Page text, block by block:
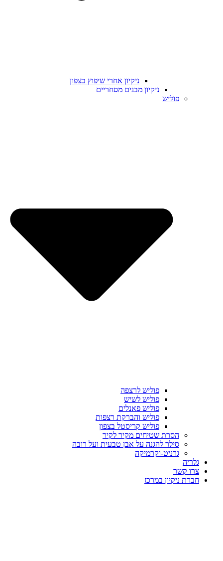
ניקיון אחרי שיפוץ בצפון
ניקיון מבנים מסחריים
פוליש
פוליש לרצפה
פוליש לשיש
פוליש פאנלים
פוליש והברקת רצפות
פוליש קריסטל בצפון
הסרת שטיחים מקיר לקיר
סילר להגנה על אבן טבעית ועל רובה
גרניט-וקרמיקה
גלריה
צרו קשר
חברת ניקיון במרכז